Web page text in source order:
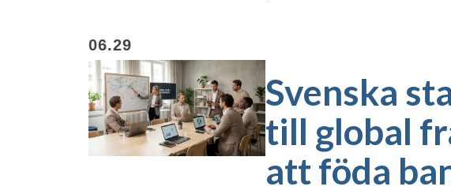
06.29
Svenska
till global
att föda